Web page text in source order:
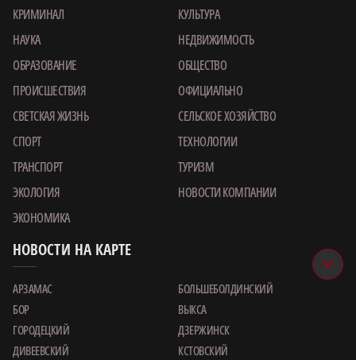
КРИМИНАЛ
КУЛЬТУРА
НАУКА
НЕДВИЖИМОСТЬ
ОБРАЗОВАНИЕ
ОБЩЕСТВО
ПРОИСШЕСТВИЯ
ОФИЦИАЛЬНО
СВЕТСКАЯ ЖИЗНЬ
СЕЛЬСКОЕ ХОЗЯЙСТВО
СПОРТ
ТЕХНОЛОГИИ
ТРАНСПОРТ
ТУРИЗМ
ЭКОЛОГИЯ
НОВОСТИ КОМПАНИИ
ЭКОНОМИКА
НОВОСТИ НА КАРТЕ
АРЗАМАС
БОЛЬШЕБОЛДИНСКИЙ
БОР
ВЫКСА
ГОРОДЕЦКИЙ
ДЗЕРЖИНСК
ДИВЕЕВСКИЙ
КСТОВСКИЙ